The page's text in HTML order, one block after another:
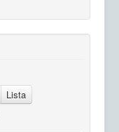
Lista